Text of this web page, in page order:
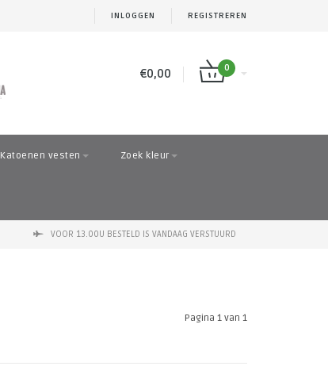
INLOGGEN REGISTREREN
€0,00 0
Katoenen vesten Zoek kleur
VOOR 13.00U BESTELD IS VANDAAG VERSTUURD
Pagina 1 van 1